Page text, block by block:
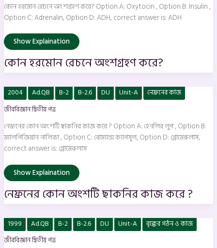
কোন হরমোন রেচনে অংশগ্রহণ করে? Option A: Oxytocin , Option B: Insulin ,
Option C: Adrenalin, Option D: ADH, correct answer is: ADH
Show Explaination
কোন হরমোন রেচনে অংশগ্রহণ করে?
2004 Ad.QB B-2 B-2.6 DU Unit-A
নেফ্রনের কাজ
জীববিজ্ঞান দ্বিতীয় পত্র
নেফ্রনের কোন অংশটি ছাকনির কাজ করে ? Option A: হেনলির লুপ , Option B:
ম্যালপিজিয়ান নালিকা , Option C: বোম্যান্স ক্যাপসুল, Option D: গ্লোমেরুলাস,
correct answer is: গ্লোমেরুলাস
নেফ্রনের
কোন
অংশটি
ছাকনির
করে
?
Show Explaination
নেফ্রনের কোন অংশটি ছাকনির কাজ করে ?
1999 Ad.QB B-2 B-2.6 DU Unit-A
বৃক্কের গঠন ও কাজ
জীববিজ্ঞান দ্বিতীয় পত্র
কুনোব্যাঙে
সায়াটিক
ও
ফিমোরাল